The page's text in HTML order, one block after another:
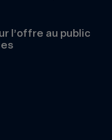
l’offre au public